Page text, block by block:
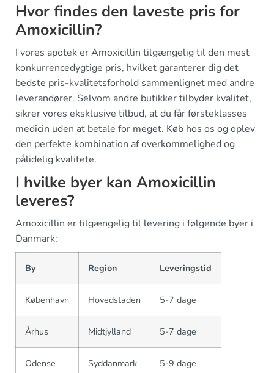
Hvor findes den laveste pris for
Amoxicillin?
I vores apotek er Amoxicillin tilgængelig til den mest
konkurrencedygtige pris, hvilket garanterer dig det
bedste pris-kvalitetsforhold sammenlignet med andre
leverandører. Selvom andre butikker tilbyder kvalitet,
sikrer vores eksklusive tilbud, at du får førsteklasses
medicin uden at betale for meget. Køb hos os og oplev
den perfekte kombination af overkommelighed og
pålidelig kvalitete.
I hvilke byer kan Amoxicillin
leveres?
Amoxicillin er tilgængelig til levering i følgende byer i
Danmark:
By Region Leveringstid
København Hovedstaden 5-7 dage
Århus Midtjylland 5-7 dage
Odense Syddanmark 5-9 dage